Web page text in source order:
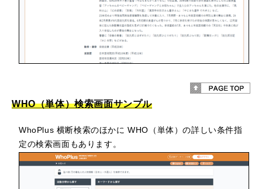
WHO（単体）検索画面サンプル
WhoPlus 横断検索のほかに WHO（単体）の詳しい条件指
定の検索画面もあります。